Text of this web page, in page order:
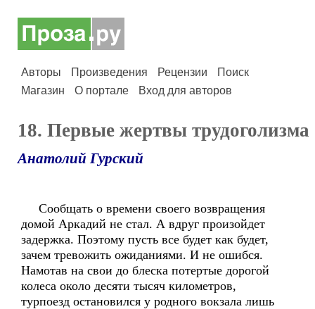
Авторы Произведения Рецензии
Поиск
Магазин
О портале Вход для авторов
18. Первые жертвы трудоголизма
Анатолий Гурский
Сообщать о времени своего возвращения
домой Аркадий не стал. А вдруг произойдет
задержка. Поэтому пусть все будет как будет,
зачем тревожить ожиданиями. И не ошибся.
Намотав на свои до блеска потертые дорогой
колеса около десяти тысяч километров,
турпоезд остановился у родного вокзала лишь